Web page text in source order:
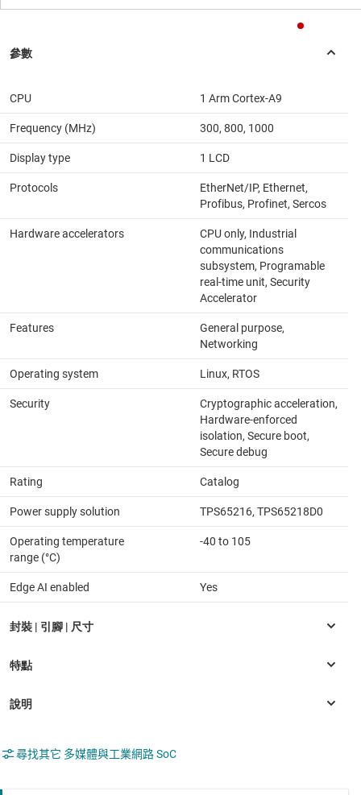
CPU 1 Arm Cortex-A9
Frequency (MHz) 300, 800, 1000
Display type 1 LCD
Protocols
EtherNet/IP, Ethernet,
Profibus, Profinet, Sercos
Hardware accelerators
CPU only, Industrial
communications
subsystem, Programable
real-time unit, Security
Accelerator
Features
General purpose,
Networking
Operating system Linux, RTOS
Security
Cryptographic acceleration,
Hardware-enforced
isolation, Secure boot,
Secure debug
Rating Catalog
Power supply solution TPS65216, TPS65218D0
Operating temperature
range (°C)
-40 to 105
Edge AI enabled Yes
尋找其它 多媒體與工業網路 SoC